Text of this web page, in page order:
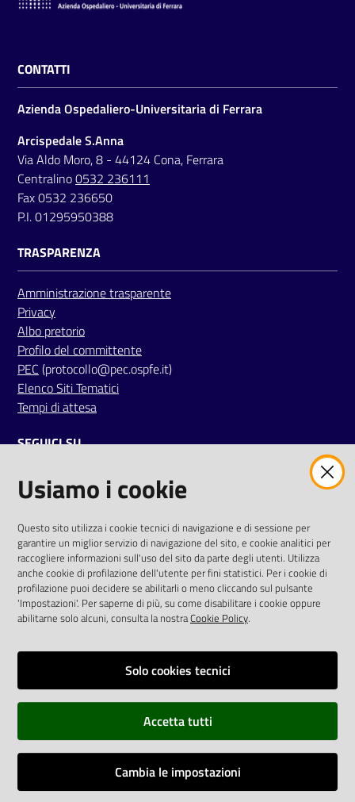
CONTATTI
Azienda Ospedaliero-Universitaria di Ferrara
Arcispedale S.Anna
Via Aldo Moro, 8 - 44124 Cona, Ferrara
Centralino0532 236111
Fax 0532 236650
P.I. 01295950388
TRASPARENZA
Amministrazione trasparente
Privacy
Albo pretorio
Profilo del committente
PEC (protocollo@pec.ospfe.it)
Elenco Siti Tematici
Tempi di attesa
SEGUICI SU
twitterfacebookyoutube
AREA DIPENDENTI
Posta Elettronica Aziendale
Cloud aziendale(manuale di istruzioni)
Portale del Dipendente
Sito intranet
Redazione web
Credits
Usiamo i cookie
Questo sito utilizza i cookie tecnici di navigazione e di sessione per
garantire un miglior servizio di navigazione del sito, e cookie analitici per
raccogliere informazioni sull'uso del sito da parte degli utenti. Utilizza
anche cookie di profilazione dell'utente per fini statistici. Per i cookie di
profilazione puoi decidere se abilitarli o meno cliccando sul pulsante
'Impostazioni'. Per saperne di più, su come disabilitare i cookie oppure
abilitarne solo alcuni, consulta la nostraCookie Policy.
Solo cookies tecnici
Accetta tutti
Cambia le impostazioni